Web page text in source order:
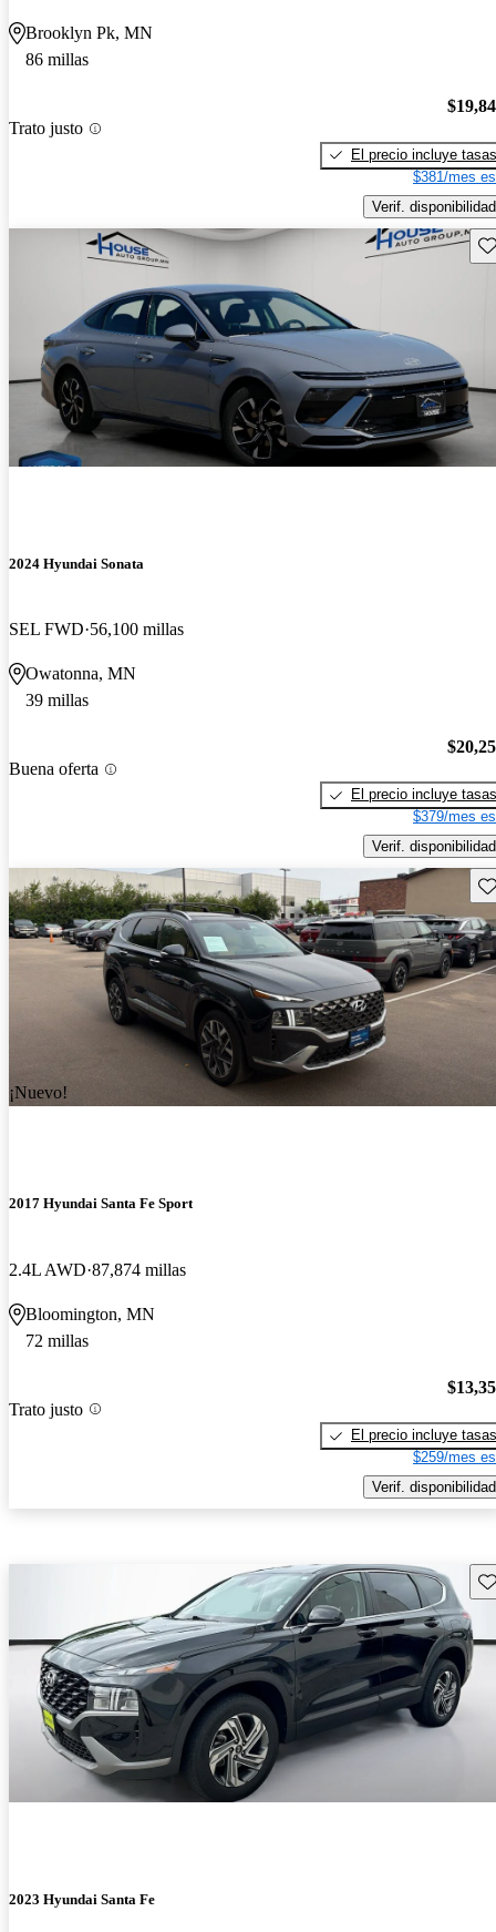
Brooklyn Pk, MN
86 millas
Trato justo
El precio incluye tasas
$381/mes
Verif. disponibilidad
2024 Hyundai Sonata
SEL FWD 56,100 millas
Owatonna, MN
39 millas
Buena oferta
El precio incluye tasas
$379/mes
Verif. disponibilidad
¡Nuevo!
2017 Hyundai Santa Fe Sport
2.4L AWD 87,874 millas
Bloomington, MN
72 millas
Trato justo
El precio incluye tasas
$259/mes
Verif. disponibilidad
2023 Hyundai Santa Fe